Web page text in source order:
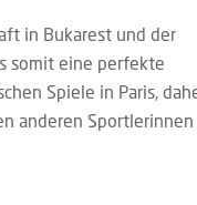
in Bukarest und der
somit eine perfekte
Spiele in Paris,
anderen Sportlerinnen